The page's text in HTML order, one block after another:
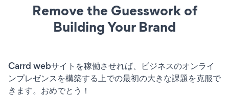
Remove the Guesswork of
Building Your Brand
Carrd webサイトを稼働させれば、ビジネスのオンライ
ンプレゼンスを構築する上での最初の大きな課題を克服で
きます。おめでとう！